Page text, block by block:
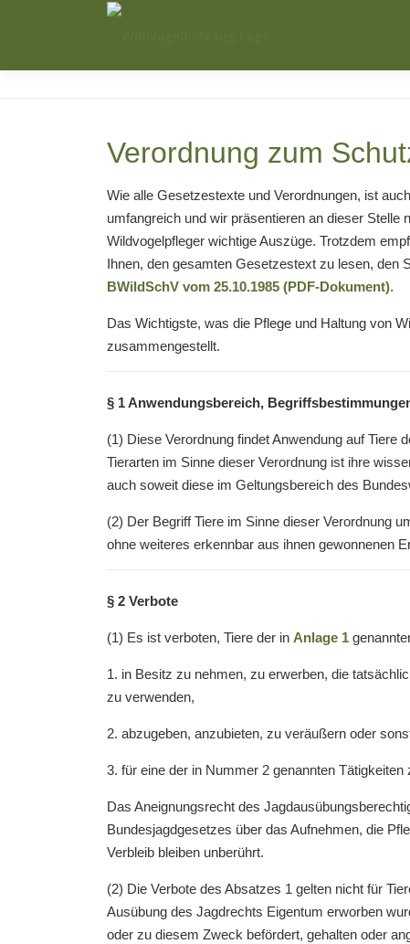
Verordnung zum
Wie alle Gesetzestexte und Verordnungen, ist
umfangreich und wir präsentieren an dieser Stelle
Wildvogelpfleger wichtige Auszüge. Trotzdem
Ihnen, den gesamten Gesetzestext zu lesen, den
BWildSchV vom 25.10.1985 (PDF-Dokument).
Das Wichtigste, was die Pflege und Haltung von
zusammengestellt.
§ 1 Anwendungsbereich,
(1) Diese Verordnung findet Anwendung auf Tiere
Tierarten im Sinne dieser Verordnung ist ihre
auch soweit diese im Geltungsbereich des
(2) Der Begriff Tiere im Sinne dieser Verordnung
ohne weiteres erkennbar aus ihnen gewonnenen
§ 2 Verbote
(1) Es ist verboten, Tiere der in Anlage 1
1. in Besitz zu nehmen, zu erwerben, die
zu verwenden,
2. abzugeben, anzubieten, zu veräußern oder
3. für eine der in Nummer 2 genannten Tätigkeiten
Das Aneignungsrecht des
Bundesjagdgesetzes über das Aufnehmen, die
Verbleib bleiben unberührt.
(2) Die Verbote des Absatzes 1 gelten nicht für
Ausübung des Jagdrechts Eigentum erworben
oder zu diesem Zweck befördert, gehalten oder